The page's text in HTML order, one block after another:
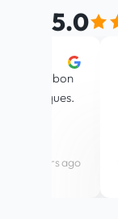
Avis Google
5.0